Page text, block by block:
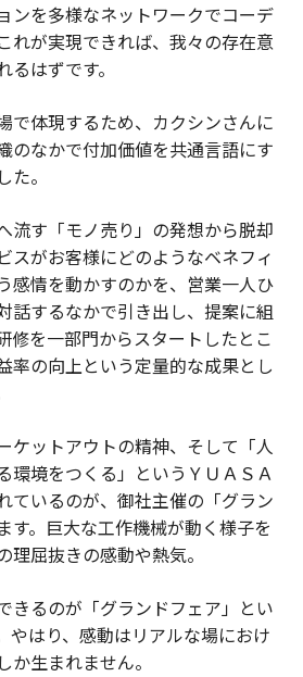
ンを多様なネットワークでコーデ
れが実現できれば、我々の存在意
はずです。
で体現するため、カクシンさんに
のなかで付加価値を共通言語にす
。
流す「モノ売り」の発想から脱却
スがお客様にどのようなベネフィ
感情を動かすのかを、営業一人ひ
話するなかで引き出し、提案に組
修を一部門からスタートしたとこ
率の向上という定量的な成果とし
ケットアウトの精神、そして「人
環境をつくる」というＹＵＡＳＡ
ているのが、御社主催の「グラン
す。巨大な工作機械が動く様子を
理屈抜きの感動や熱気。
きるのが「グランドフェア」とい
やはり、感動はリアルな場におけ
か生まれません。